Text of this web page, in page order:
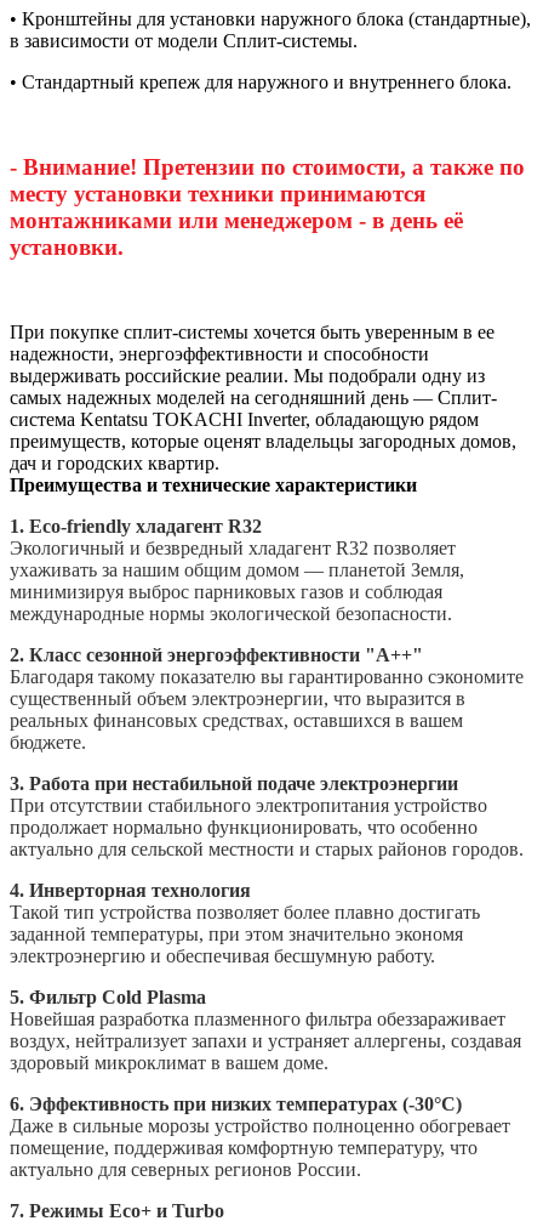
• Кронштейны для установки наружного блока (стандартные),
в зависимости от модели Сплит-системы.
• Стандартный крепеж для наружного и внутреннего блока.
- Внимание! Претензии по стоимости, а также по
месту установки техники принимаются
монтажниками или менеджером - в день её
установки.
При покупке сплит-системы хочется быть уверенным в ее
надежности, энергоэффективности и способности
выдерживать российские реалии. Мы подобрали одну из
самых надежных моделей на сегодняшний день — Сплит-
система Kentatsu TOKACHI Inverter, обладающую рядом
преимуществ, которые оценят владельцы загородных домов,
дач и городских квартир.
Преимущества и технические характеристики
1. Eco-friendly хладагент R32
Экологичный и безвредный хладагент R32 позволяет
ухаживать за нашим общим домом — планетой Земля,
минимизируя выброс парниковых газов и соблюдая
международные нормы экологической безопасности.
2. Класс сезонной энергоэффективности "А++"
Благодаря такому показателю вы гарантированно сэкономите
существенный объем электроэнергии, что выразится в
реальных финансовых средствах, оставшихся в вашем
бюджете.
3. Работа при нестабильной подаче электроэнергии
При отсутствии стабильного электропитания устройство
продолжает нормально функционировать, что особенно
актуально для сельской местности и старых районов городов.
4. Инверторная технология
Такой тип устройства позволяет более плавно достигать
заданной температуры, при этом значительно экономя
электроэнергию и обеспечивая бесшумную работу.
5. Фильтр Cold Plasma
Новейшая разработка плазменного фильтра обеззараживает
воздух, нейтрализует запахи и устраняет аллергены, создавая
здоровый микроклимат в вашем доме.
6. Эффективность при низких температурах (-30°C)
Даже в сильные морозы устройство полноценно обогревает
помещение, поддерживая комфортную температуру, что
актуально для северных регионов России.
7. Режимы Eco+ и Turbo